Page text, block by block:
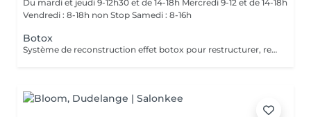
Du mardi et jeudi 9-12h30 et de 14-18h Mercredi 9-12 et de 14-18h
Vendredi : 8-18h non Stop Samedi : 8-16h
Botox
Système de reconstruction effet botox pour restructurer, repulper et réparer en profondeur les cheveux abîmés, cassants, affaiblis. Régénérés, renforcés et protégés, les cheveux sont sains, dynamisés, disciplinés, doux et brillants. Tenue jusqu'a 4 semaines * ( selon le type de cheveux ) *avec le shampooing et masque adaptés pour la maison.